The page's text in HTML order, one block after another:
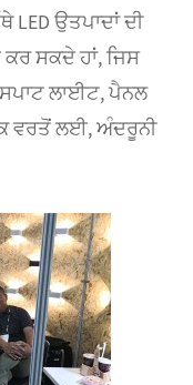
ਉਤਪਾਦਾਂ ਦੀ
ਸਕਦੇ ਹਾਂ, ਜਿਸ
ਲਾਈਟ, ਪੈਨਲ
ਵਰਤੋਂ ਲਈ, ਅੰਦਰੂਨੀ